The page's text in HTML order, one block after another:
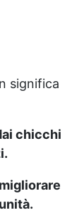
significa
chicchi